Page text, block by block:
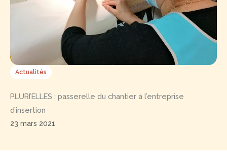
Actualités
PLURI’ELLES : passerelle du chantier à l’entreprise
d’insertion
23 mars 2021